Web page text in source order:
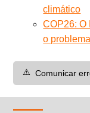
climático
COP26: O
o problema
⚠️ Comunicar